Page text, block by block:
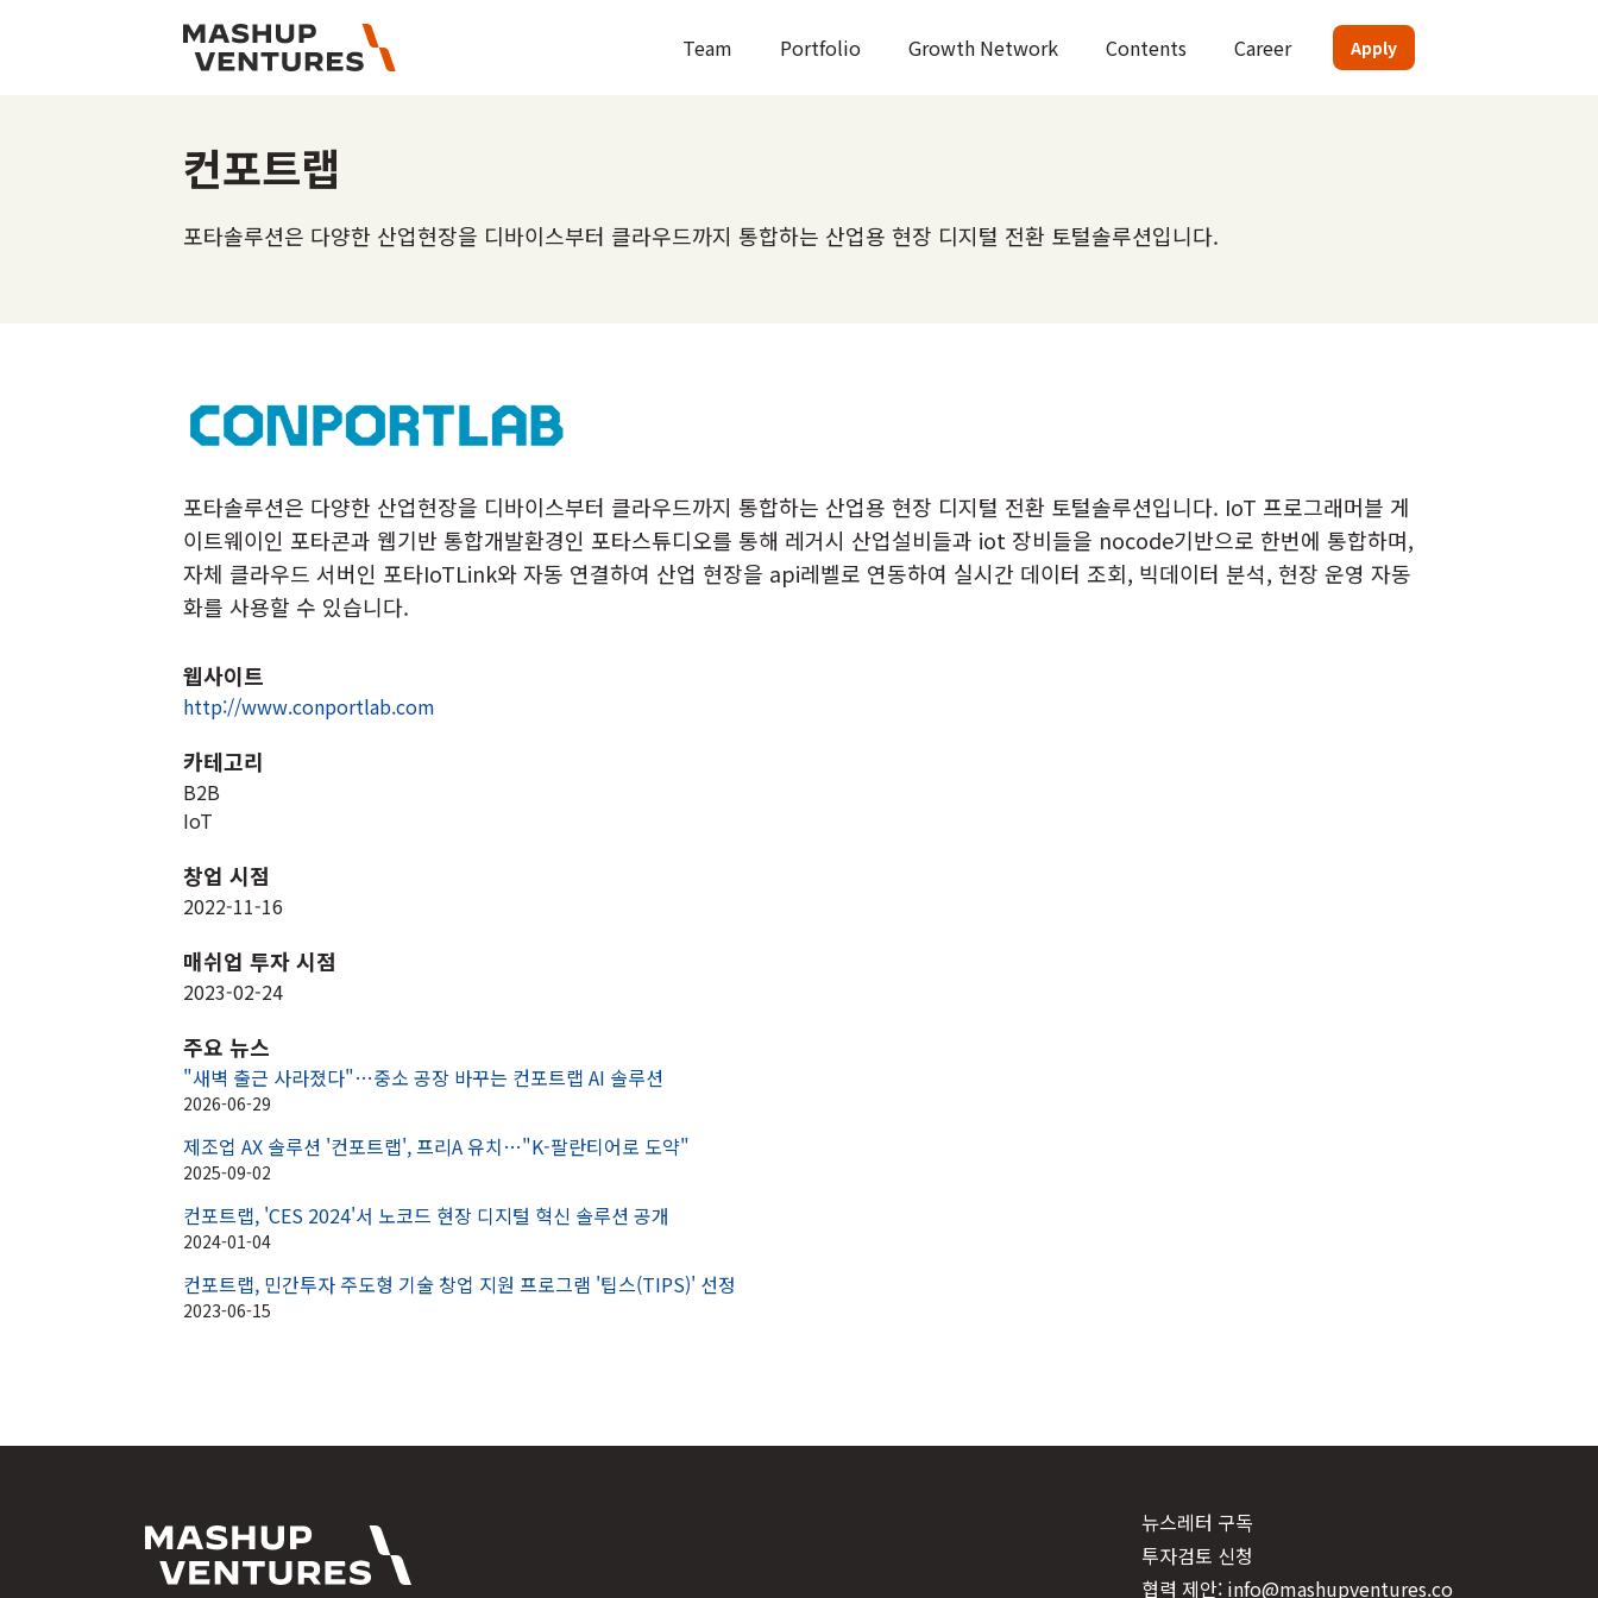
Team Portfolio Growth Network Contents Career Apply
컨포트랩
포타솔루션은 다양한 산업현장을 디바이스부터 클라우드까지 통합하는 산업용 현장 디지털 전환 토털솔루션입니다.
포타솔루션은 다양한 산업현장을 디바이스부터 클라우드까지 통합하는 산업용 현장 디지털 전환 토털솔루션입니다. IoT 프로그래머블 게
이트웨이인 포타콘과 웹기반 통합개발환경인 포타스튜디오를 통해 레거시 산업설비들과 iot 장비들을 nocode기반으로 한번에 통합하며,
자체 클라우드 서버인 포타IoTLink와 자동 연결하여 산업 현장을 api레벨로 연동하여 실시간 데이터 조회, 빅데이터 분석, 현장 운영 자동
화를 사용할 수 있습니다.
웹사이트
http://www.conportlab.com
카테고리
B2B
IoT
창업 시점
2022-11-16
매쉬업 투자 시점
2023-02-24
주요 뉴스
"새벽 출근 사라졌다"…중소 공장 바꾸는 컨포트랩 AI 솔루션
2026-06-29
제조업 AX 솔루션 '컨포트랩', 프리A 유치…"K-팔란티어로 도약"
2025-09-02
컨포트랩, 'CES 2024'서 노코드 현장 디지털 혁신 솔루션 공개
2024-01-04
컨포트랩, 민간투자 주도형 기술 창업 지원 프로그램 '팁스(TIPS)' 선정
2023-06-15
뉴스레터 구독
투자검토 신청
협력 제안: info@mashupventures.co